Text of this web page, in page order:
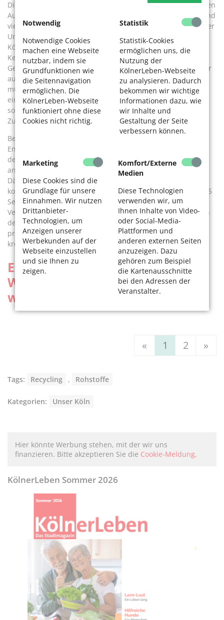
Notwendig
Notwendige Cookies
machen eine Webseite
nutzbar, indem sie
Grundfunktionen wie
die Seitennavigation
ermöglichen. Die
KölnerLeben-Webseite
funktioniert ohne diese
Cookies nicht richtig.
Statistik
Statistik-Cookies
ermöglichen uns, die
Nutzung der
KölnerLeben-Webseite
zu analysieren. Dadurch
bekommen wir wichtige
Informationen dazu, wie
wir Inhalte und
Gestaltung der Seite
verbessern können.
Marketing
Diese Cookies sind die
Grundlage für unsere
Einnahmen. Wir nutzen
Drittanbieter-
Technologien, um
Anzeigen unserer
Werbekunden auf der
Webseite einzustellen
und sie Ihnen zu
zeigen.
Komfort/Externe
Medien
Diese Technologien
verwenden wir, um
Ihnen Inhalte von Video-
oder Social-Media-
Plattformen und
anderen externen Seiten
anzuzeigen. Dazu
gehören zum Beispiel
die Kartenausschnitte
bei den Adressen der
Veranstalter.
Die Mitarbeiter haben deshalb ein Auge auf das, was aus den
Autos abgeladen wird. Für Fragen stehen sie stets bereit. Und
viele Kunden nehmen das gerne in Anspruch, auch wenn der
Umgangston manchmal der liebevollen Ruppigkeit der
Köbesse ähnelt. Die Mitarbeiter kontrollieren außerdem die
Kennzeichen. Die Nachbarkommunen verlangen zum Teil
Gebühren. In Köln darf aber nur seinen Müll loswerden, wer
auch in der Stadt Müllgebühren entrichtet. An diese Regeln
müssen sich die Kunden halten. Nicht jeder zeigt sich
einsichtig. „Ab und zu wird jemand mal beleidigend oder
sogar handgreiflich“, sagt Wunderlich. Ein guter
Zusammenhalt im Team sei deshalb wichtig.
Besondere Gewissenhaftigkeit erfordert die sichere
Entsorgung gefährlicher Stoffe. Am deutlichsten wird das in
dem bunkerartigen Flachbau, in dem die Gefahrenstoffe
angenommen werden. Eine große Lüftung saugt schädliche
Dämpfe ab. Eine Löschanlage und automatische Türen
kommen zum Einsatz, sollte ein Brand ausbrechen. 10 bis 15
Sekunden bleiben dem Mitarbeiter in diesem Fall zum
Verlassen des Baus. Wunderlich beantwortet die Frage nach
dem Gefahrenpotenzial mit Verweis auf die nötige
professionelle Haltung: „In dem Job dürfen Sie halt nicht
kreativ sein.“
Erfahren Sie mehr über den
Wertstoffkreislauf - Lesen Sie
weiter auf Seite 2
« 1 2 »
Tags: Recycling , Rohstoffe
Kategorien: Unser Köln
Hier könnte Werbung stehen, mit der wir uns
finanzieren. Bitte akzeptieren Sie die Cookie-Meldung.
KölnerLeben Sommer 2026